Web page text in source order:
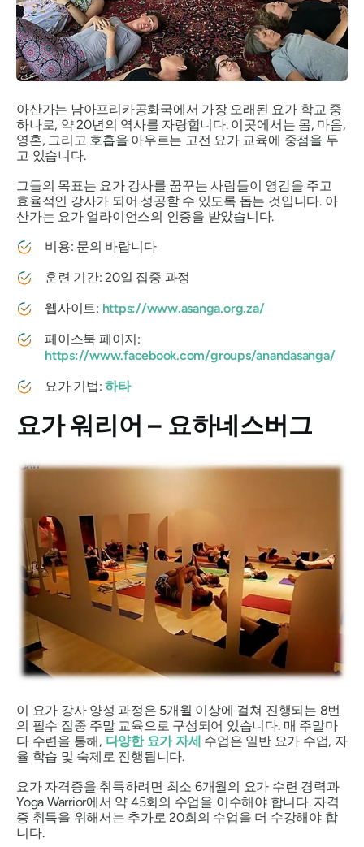
아산가는 남아프리카공화국에서 가장 오래된 요가 학교 중
하나로, 약 20년의 역사를 자랑합니다. 이곳에서는 몸, 마음,
영혼, 그리고 호흡을 아우르는 고전 요가 교육에 중점을 두
고 있습니다.
그들의 목표는 요가 강사를 꿈꾸는 사람들이 영감을 주고
효율적인 강사가 되어 성공할 수 있도록 돕는 것입니다. 아
산가는 요가 얼라이언스의 인증을 받았습니다.
비용: 문의 바랍니다
훈련 기간: 20일 집중 과정
웹사이트: https://www.asanga.org.za/
페이스북 페이지:
https://www.facebook.com/groups/anandasanga/
요가 기법:하타
요가 워리어 – 요하네스버그
이 요가 강사 양성 과정은 5개월 이상에 걸쳐 진행되는 8번
의 필수 집중 주말 교육으로 구성되어 있습니다. 매 주말마
다 수련을 통해, 다양한 요가 자세 수업은 일반 요가 수업, 자
율 학습 및 숙제로 진행됩니다.
요가 자격증을 취득하려면 최소 6개월의 요가 수련 경력과
Yoga Warrior에서 약 45회의 수업을 이수해야 합니다. 자격
증 취득을 위해서는 추가로 20회의 수업을 더 수강해야 합
니다.